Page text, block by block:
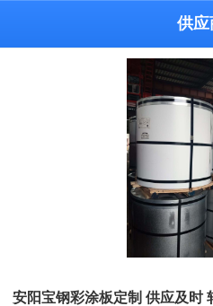
供应
安阳宝钢彩涂板定制 供应及时